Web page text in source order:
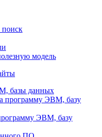
модель
базы данных
программу ЭВМ, базу
ЭВМ, базу